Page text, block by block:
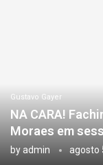
Gustavo Gayer
NA CARA!
Moraes em
byadmin agosto